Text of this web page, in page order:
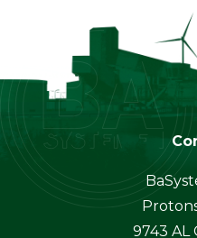
9743 AL